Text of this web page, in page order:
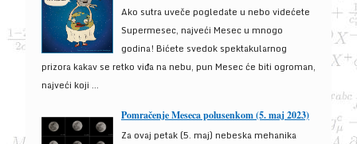
Ako sutra uveče pogledate u nebo videćete
Supermesec, najveći Mesec u mnogo
godina! Bićete svedok spektakularnog
prizora kakav se retko viđa na nebu, pun Mesec će biti ogroman,
najveći koji ...
Pomračenje Meseca polusenkom (5. maj 2023)
Za ovaj petak (5. maj) nebeska mehanika